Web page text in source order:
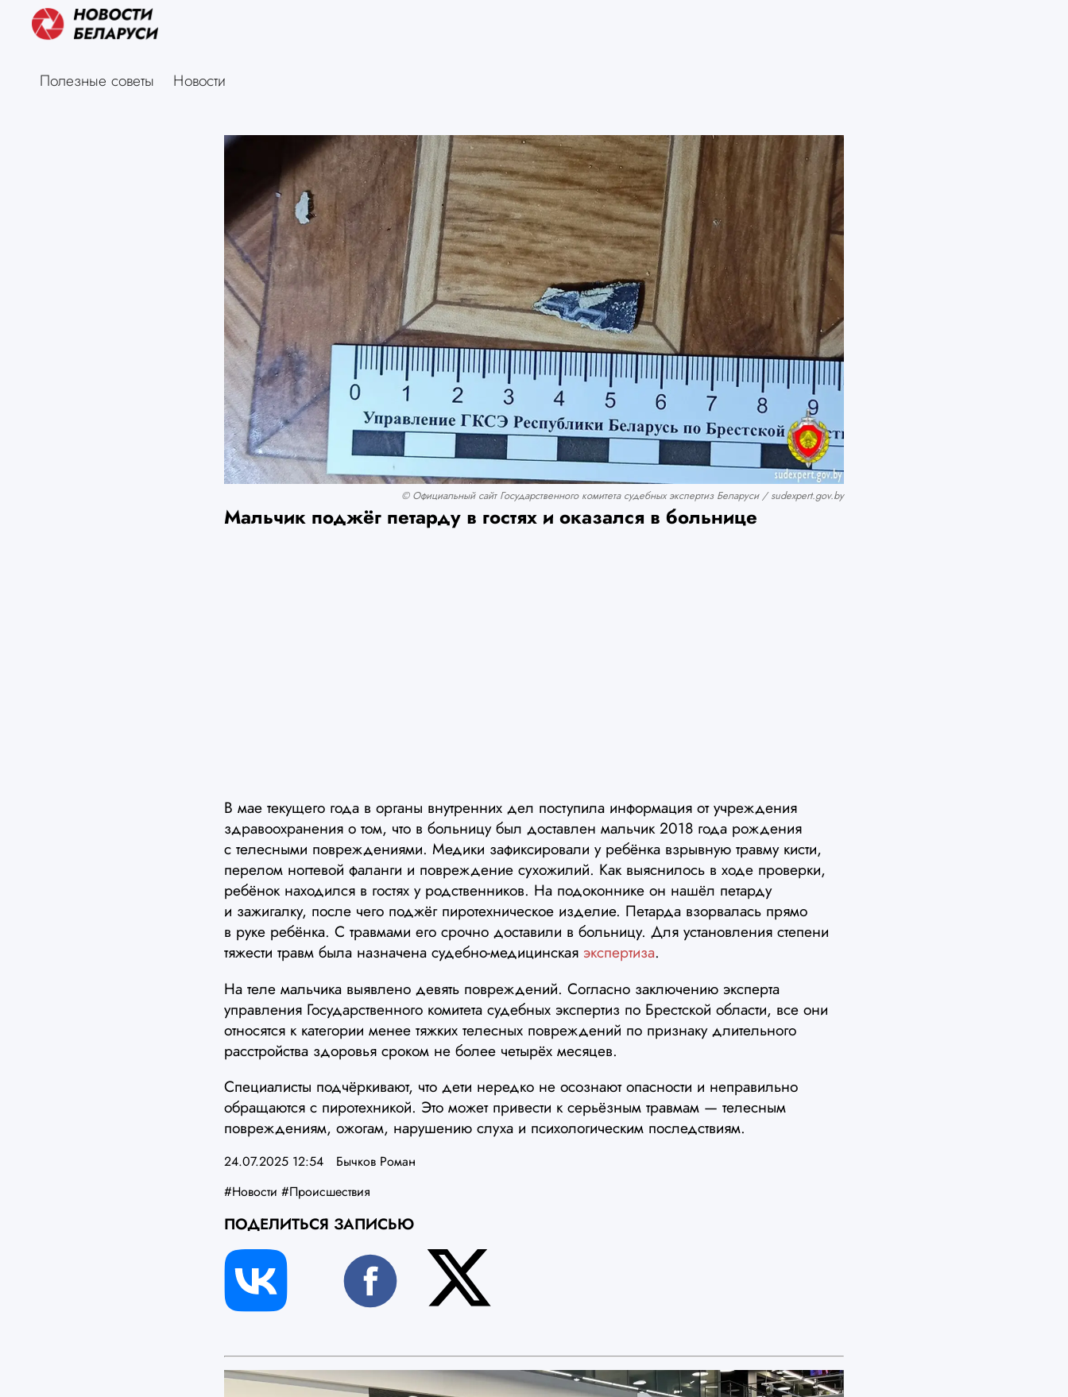
Полезные советы Новости
© Официальный сайт Государственного комитета судебных экспертиз Беларуси / sudexpert.gov.by
Мальчик поджёг петарду в гостях и оказался в больнице
В мае текущего года в органы внутренних дел поступила информация от учреждения
здравоохранения о том, что в больницу был доставлен мальчик 2018 года рождения
с телесными повреждениями. Медики зафиксировали у ребёнка взрывную травму кисти,
перелом ногтевой фаланги и повреждение сухожилий. Как выяснилось в ходе проверки,
ребёнок находился в гостях у родственников. На подоконнике он нашёл петарду
и зажигалку, после чего поджёг пиротехническое изделие. Петарда взорвалась прямо
в руке ребёнка. С травмами его срочно доставили в больницу. Для установления степени
тяжести травм была назначена судебно-медицинская экспертиза.
На теле мальчика выявлено девять повреждений. Согласно заключению эксперта
управления Государственного комитета судебных экспертиз по Брестской области, все они
относятся к категории менее тяжких телесных повреждений по признаку длительного
расстройства здоровья сроком не более четырёх месяцев.
Специалисты подчёркивают, что дети нередко не осознают опасности и неправильно
обращаются с пиротехникой. Это может привести к серьёзным травмам — телесным
повреждениям, ожогам, нарушению слуха и психологическим последствиям.
24.07.2025 12:54
Бычков Роман
#Новости #Происшествия
ПОДЕЛИТЬСЯ ЗАПИСЬЮ